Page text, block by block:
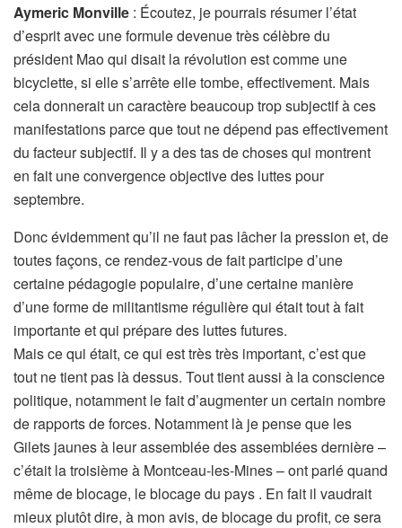
Aymeric Monville : Écoutez, je pourrais résumer l’état
d’esprit avec une formule devenue très célèbre du
président Mao qui disait la révolution est comme une
bicyclette, si elle s’arrête elle tombe, effectivement. Mais
cela donnerait un caractère beaucoup trop subjectif à ces
manifestations parce que tout ne dépend pas effectivement
du facteur subjectif. Il y a des tas de choses qui montrent
en fait une convergence objective des luttes pour
septembre.
Donc évidemment qu’il ne faut pas lâcher la pression et, de
toutes façons, ce rendez-vous de fait participe d’une
certaine pédagogie populaire, d’une certaine manière
d’une forme de militantisme régulière qui était tout à fait
importante et qui prépare des luttes futures.
Mais ce qui était, ce qui est très très important, c’est que
tout ne tient pas là dessus. Tout tient aussi à la conscience
politique, notamment le fait d’augmenter un certain nombre
de rapports de forces. Notamment là je pense que les
Gilets jaunes à leur assemblée des assemblées dernière –
c’était la troisième à Montceau-les-Mines – ont parlé quand
même de blocage, le blocage du pays . En fait il vaudrait
mieux plutôt dire, à mon avis, de blocage du profit, ce sera